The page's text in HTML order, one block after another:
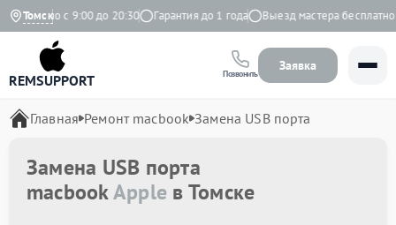
Томскс 9:00 до 20:30 Гарантия до 1 года Выезд мастера бесплатно
REMSUPPORT Позвонить
Заявка
Главная Ремонт macbook Замена USB порта
Замена USB порта
macbookApple в Томске